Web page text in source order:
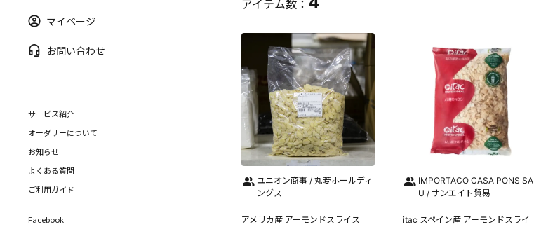
マイページ
お問い合わせ
サービス紹介
オーダリーについて
お知らせ
よくある質問
ご利用ガイド
Facebook
アイテム数：
ユニオン商事 / 丸菱ホールディ
ングス
アメリカ産 アーモンドスライス
IMPORTACO CASA PONS SA
U / サンエイト貿易
itac スペイン産 アーモンドスライ